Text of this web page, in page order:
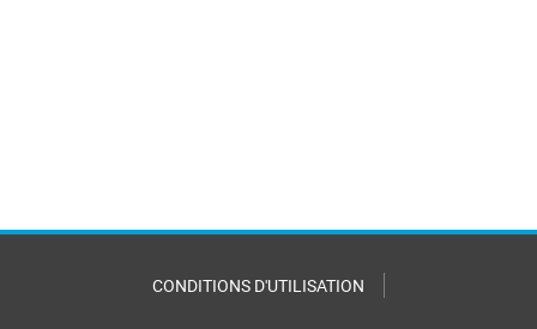
CONDITIONS D'UTILISATION